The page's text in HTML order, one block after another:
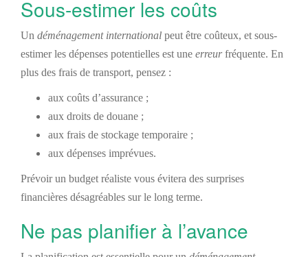
Sous-estimer les coûts
Un déménagement international peut être coûteux, et sous-
estimer les dépenses potentielles est une erreurfréquente. En
plus des frais de transport, pensez :
aux coûts d’assurance ;
aux droits de douane ;
aux frais de stockage temporaire ;
aux dépenses imprévues.
Prévoir un budget réaliste vous évitera des surprises
financières désagréables sur le long terme.
Ne pas planifier à l’avance